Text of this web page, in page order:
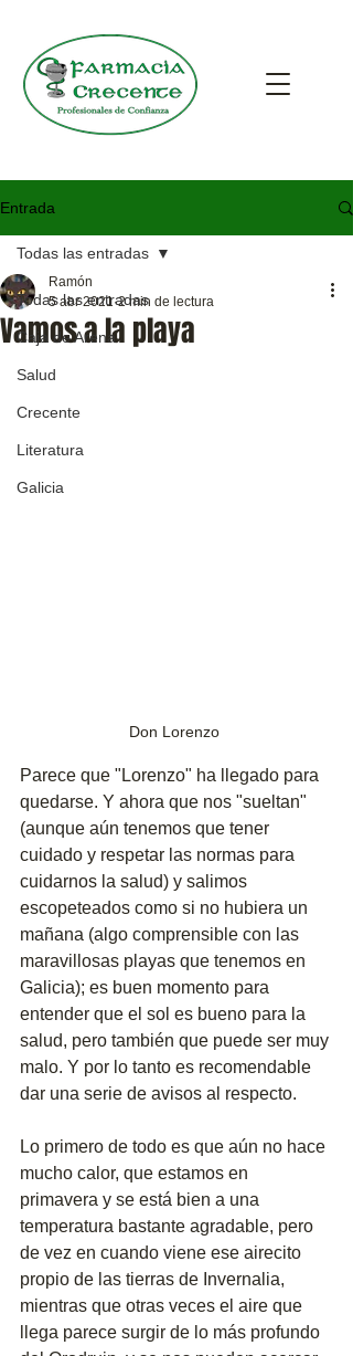
Entrada
Todas las entradas
Caja de Arena
Salud
Crecente
Literatura
Galicia
Todas las entradas
Vamos a la playa
Ramón
5 abr 2021 2 min de lectura
Don Lorenzo
Parece que "Lorenzo" ha llegado para
quedarse. Y ahora que nos "sueltan"
(aunque aún tenemos que tener
cuidado y respetar las normas para
cuidarnos la salud) y salimos
escopeteados como si no hubiera un
mañana (algo comprensible con las
maravillosas playas que tenemos en
Galicia); es buen momento para
entender que el sol es bueno para la
salud, pero también que puede ser muy
malo. Y por lo tanto es recomendable
dar una serie de avisos al respecto.
Lo primero de todo es que aún no hace
mucho calor, que estamos en
primavera y se está bien a una
temperatura bastante agradable, pero
de vez en cuando viene ese airecito
propio de las tierras de Invernalia,
mientras que otras veces el aire que
llega parece surgir de lo más profundo